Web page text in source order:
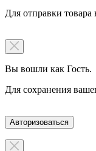
Для отправки товара
Вы вошли как Гость.
Для сохранения
Авторизоваться